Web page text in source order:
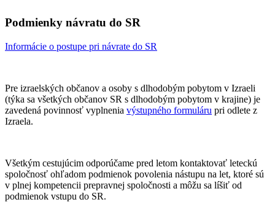
Podmienky návratu do SR
Informácie o postupe pri návrate do SR
Pre izraelských občanov a osoby s dlhodobým pobytom v Izraeli
(týka sa všetkých občanov SR s dlhodobým pobytom v krajine) je
zavedená povinnosť vyplnenia výstupného formuláru pri odlete z
Izraela.
Všetkým cestujúcim odporúčame pred letom kontaktovať leteckú
spoločnosť ohľadom podmienok povolenia nástupu na let, ktoré sú
v plnej kompetencii prepravnej spoločnosti a môžu sa líšiť od
podmienok vstupu do SR.